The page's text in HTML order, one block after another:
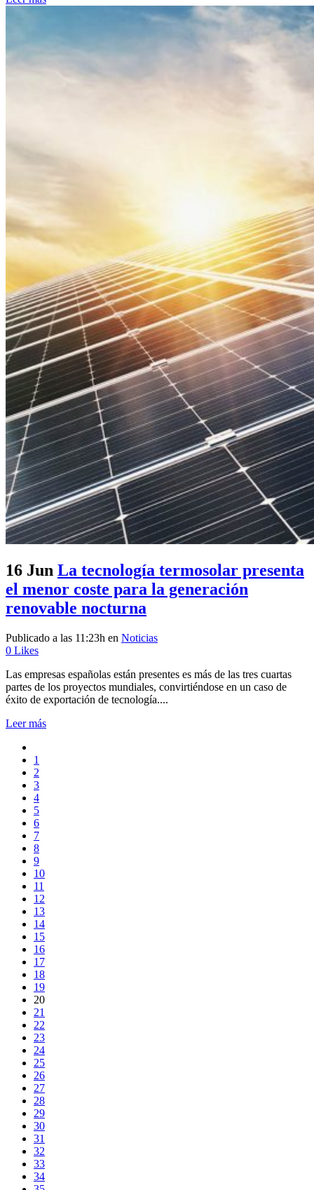
16 Jun La tecnología termosolar presenta
el menor coste para la generación
renovable nocturna
Publicado a las 11:23h en Noticias
0 Likes
Las empresas españolas están presentes es más de las tres cuartas
partes de los proyectos mundiales, convirtiéndose en un caso de
éxito de exportación de tecnología....
Leer más
1
2
3
4
5
6
7
8
9
10
11
12
13
14
15
16
17
18
19
20
21
22
23
24
25
26
27
28
29
30
31
32
33
34